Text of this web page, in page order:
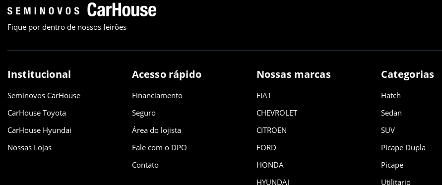
Fique por dentro de nossos feirões
Institucional
Seminovos CarHouse
CarHouse Toyota
CarHouse Hyundai
Nossas Lojas
Acesso rápido
Financiamento
Seguro
Área do lojista
Fale com o DPO
Contato
Nossas marcas
FIAT
CHEVROLET
CITROEN
FORD
HONDA
HYUNDAI
Categorias
Hatch
Sedan
SUV
Picape Dupla
Picape
Utilitario